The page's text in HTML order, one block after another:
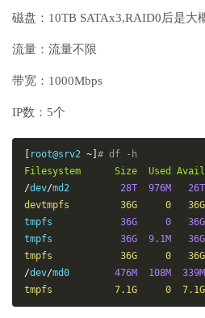
磁盘：10TB SATAx3,RAID0后是大
流量：流量不限
带宽：1000Mbps
IP数：5个
root@srv2 ~] # df -h
Filesystem
Size Used Avail
/dev/md2 28T 976M 26T
devtmpfs         36G     0
tmpfs 36G 0 36G
tmpfs 36G 9.1M 36G
tmpfs            36G     0
/dev/md0 476M 108M 339M
tmpfs           7.1G     0